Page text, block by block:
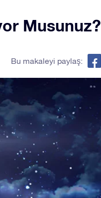
Musunuz?
Bu makaleyi paylaş: